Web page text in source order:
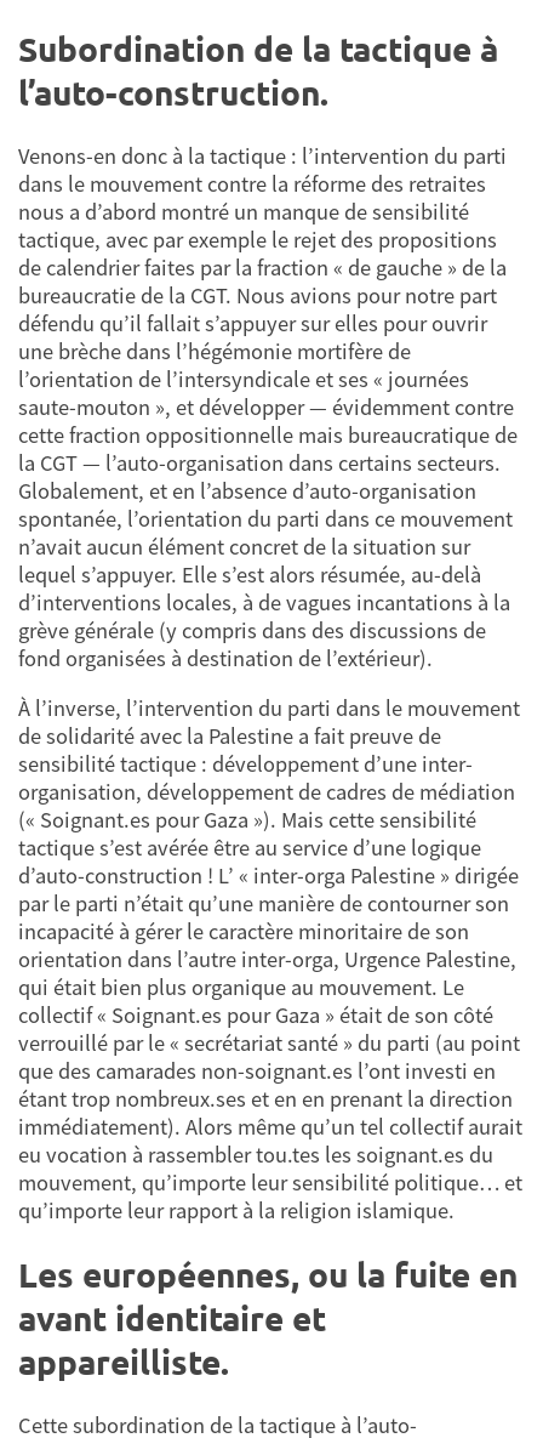
Subordination de la tactique à
l’auto-construction.
Venons-en donc à la tactique : l’intervention du parti
dans le mouvement contre la réforme des retraites
nous a d’abord montré un manque de sensibilité
tactique, avec par exemple le rejet des propositions
de calendrier faites par la fraction « de gauche » de la
bureaucratie de la CGT. Nous avions pour notre part
défendu qu’il fallait s’appuyer sur elles pour ouvrir
une brèche dans l’hégémonie mortifère de
l’orientation de l’intersyndicale et ses « journées
saute-mouton », et développer — évidemment contre
cette fraction oppositionnelle mais bureaucratique de
la CGT — l’auto-organisation dans certains secteurs.
Globalement, et en l’absence d’auto-organisation
spontanée, l’orientation du parti dans ce mouvement
n’avait aucun élément concret de la situation sur
lequel s’appuyer. Elle s’est alors résumée, au-delà
d’interventions locales, à de vagues incantations à la
grève générale (y compris dans des discussions de
fond organisées à destination de l’extérieur).
À l’inverse, l’intervention du parti dans le mouvement
de solidarité avec la Palestine a fait preuve de
sensibilité tactique : développement d’une inter-
organisation, développement de cadres de médiation
(« Soignant.es pour Gaza »). Mais cette sensibilité
tactique s’est avérée être au service d’une logique
d’auto-construction ! L’ « inter-orga Palestine » dirigée
par le parti n’était qu’une manière de contourner son
incapacité à gérer le caractère minoritaire de son
orientation dans l’autre inter-orga, Urgence Palestine,
qui était bien plus organique au mouvement. Le
collectif « Soignant.es pour Gaza » était de son côté
verrouillé par le « secrétariat santé » du parti (au point
que des camarades non-soignant.es l’ont investi en
étant trop nombreux.ses et en en prenant la direction
immédiatement). Alors même qu’un tel collectif aurait
eu vocation à rassembler tou.tes les soignant.es du
mouvement, qu’importe leur sensibilité politique… et
qu’importe leur rapport à la religion islamique.
Les européennes, ou la fuite en
avant identitaire et
appareilliste.
Cette subordination de la tactique à l’auto-